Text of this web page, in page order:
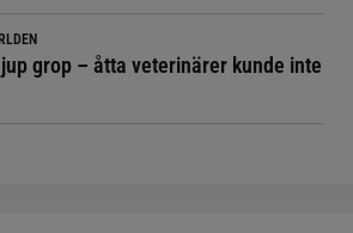
grop – åtta veterinärer kunde inte